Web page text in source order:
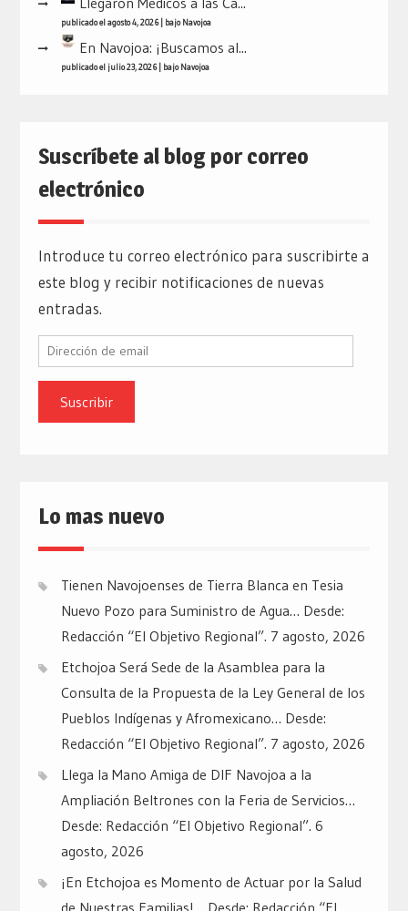
publicado el agosto 4, 2026| bajo Navojoa
En Navojoa: ¡Buscamos al...
publicado el julio 23, 2026| bajo Navojoa
Suscríbete al blog por correo
electrónico
Introduce tu correo electrónico para suscribirte a
este blog y recibir notificaciones de nuevas
entradas.
Dirección
email
Lo mas nuevo
Tienen Navojoenses de Tierra Blanca en Tesia
Nuevo Pozo para Suministro de Agua… Desde:
Redacción “El Objetivo Regional”. 7 agosto, 2026
Etchojoa Será Sede de la Asamblea para la
Consulta de la Propuesta de la Ley General de los
Pueblos Indígenas y Afromexicano… Desde:
Redacción “El Objetivo Regional”. 7 agosto, 2026
Llega la Mano Amiga de DIF Navojoa a la
Ampliación Beltrones con la Feria de Servicios…
Desde: Redacción “El Objetivo Regional”. 6
agosto, 2026
¡En Etchojoa es Momento de Actuar por la Salud